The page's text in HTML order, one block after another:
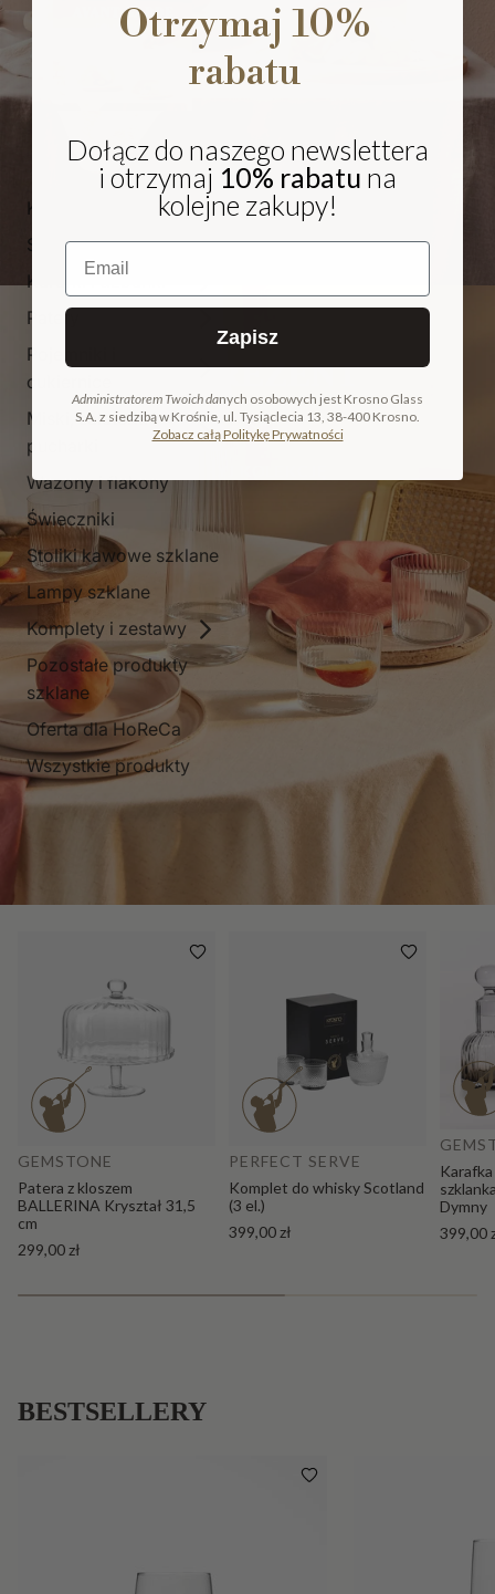
Kieliszki i pokale
Szklanki
Karafki i dzbanki
Patery
Pojemniki i
cukiernice
Miski, salaterki i
pucharki
Wazony i flakony
Świeczniki
Stoliki kawowe szklane
Lampy szklane
Komplety i zestawy
Pozostałe produkty
szklane
Oferta dla HoReCa
Wszystkie produkty
NA PREZENT
COLLECTION
Dodaj do koszyka
GEMSTONE
Patera z kloszem
BALLERINA Kryształ 31,5
cm
299,00 zł
PERFECT SERVE
Komplet do whisky Scotland
(3 el.)
399,00 zł
Dymny
399,00
BESTSELLERY
Otrzymaj 10%
rabatu
Dołącz do naszego newslettera
i otrzymaj 10% rabatu na
kolejne zakupy!
Email
Zapisz
Administratorem Twoich danych osobowych jest Krosno Glass
S.A. z siedzibą w Krośnie, ul. Tysiąclecia 13, 38-400 Krosno.
Zobacz całą Politykę Prywatności